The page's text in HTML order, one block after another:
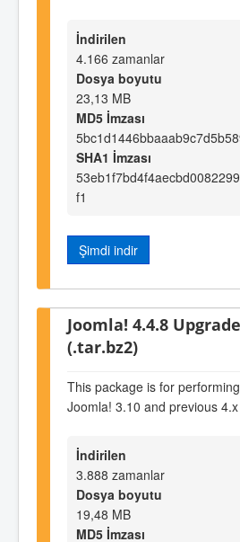
İndirilen
4.166 zamanlar
Dosya boyutu
23,13 MB
MD5 İmzası
SHA1 İmzası
f1
Şimdi indir
Joomla! 4.4.8
(.tar.bz2)
This package is for
Joomla! 3.10 and previous
İndirilen
3.888 zamanlar
Dosya boyutu
19,48 MB
MD5 İmzası